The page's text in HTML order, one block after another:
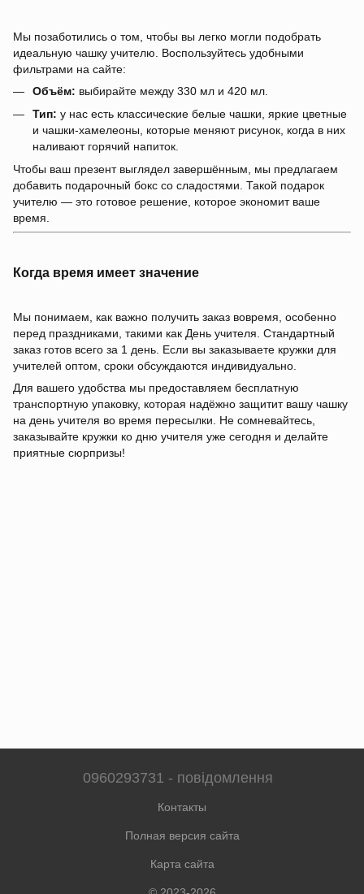
Мы позаботились о том, чтобы вы легко могли подобрать
идеальную чашку учителю. Воспользуйтесь удобными
фильтрами на сайте:
Объём: выбирайте между 330 мл и 420 мл.
Тип: у нас есть классические белые чашки, яркие цветные
и чашки-хамелеоны, которые меняют рисунок, когда в них
наливают горячий напиток.
Чтобы ваш презент выглядел завершённым, мы предлагаем
добавить подарочный бокс со сладостями. Такой подарок
учителю — это готовое решение, которое экономит ваше
время.
Когда время имеет значение
Мы понимаем, как важно получить заказ вовремя, особенно
перед праздниками, такими как День учителя. Стандартный
заказ готов всего за 1 день. Если вы заказываете кружки для
учителей оптом, сроки обсуждаются индивидуально.
Для вашего удобства мы предоставляем бесплатную
транспортную упаковку, которая надёжно защитит вашу чашку
на день учителя во время пересылки. Не сомневайтесь,
заказывайте кружки ко дню учителя уже сегодня и делайте
приятные сюрпризы!
0960293731 - повідомлення
Контакты
Полная версия сайта
Карта сайта